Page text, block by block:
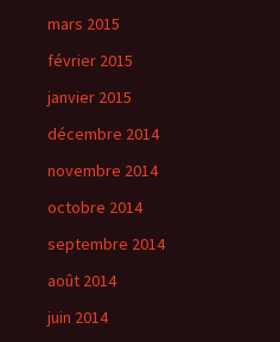
mars 2015
février 2015
janvier 2015
décembre 2014
novembre 2014
octobre 2014
septembre 2014
août 2014
juin 2014